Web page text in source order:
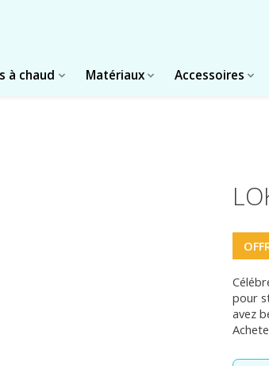
à chaud Matériaux Accessoires
pour
avez